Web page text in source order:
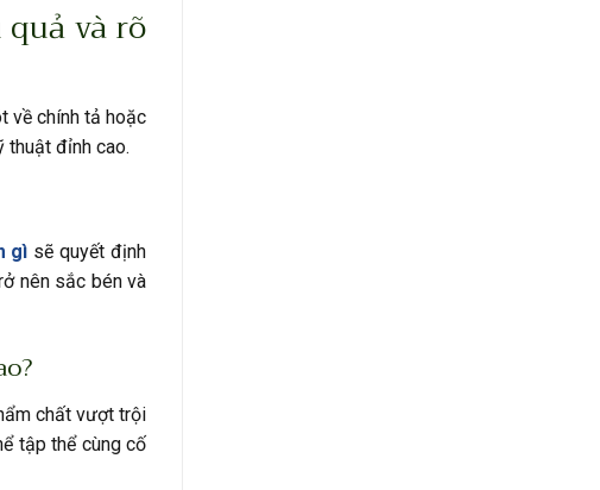
và rõ
về chính tả hoặc
thuật đỉnh cao.
gì sẽ quyết định
nên sắc bén và
chất vượt trội
tập thể cùng cố